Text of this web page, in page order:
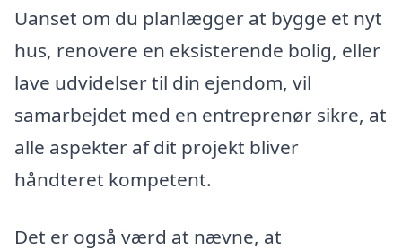
Uanset om du planlægger at bygge et nyt
hus, renovere en eksisterende bolig, eller
lave udvidelser til din ejendom, vil
samarbejdet med en entreprenør sikre, at
alle aspekter af dit projekt bliver
håndteret kompetent.
Det er også værd at nævne, at